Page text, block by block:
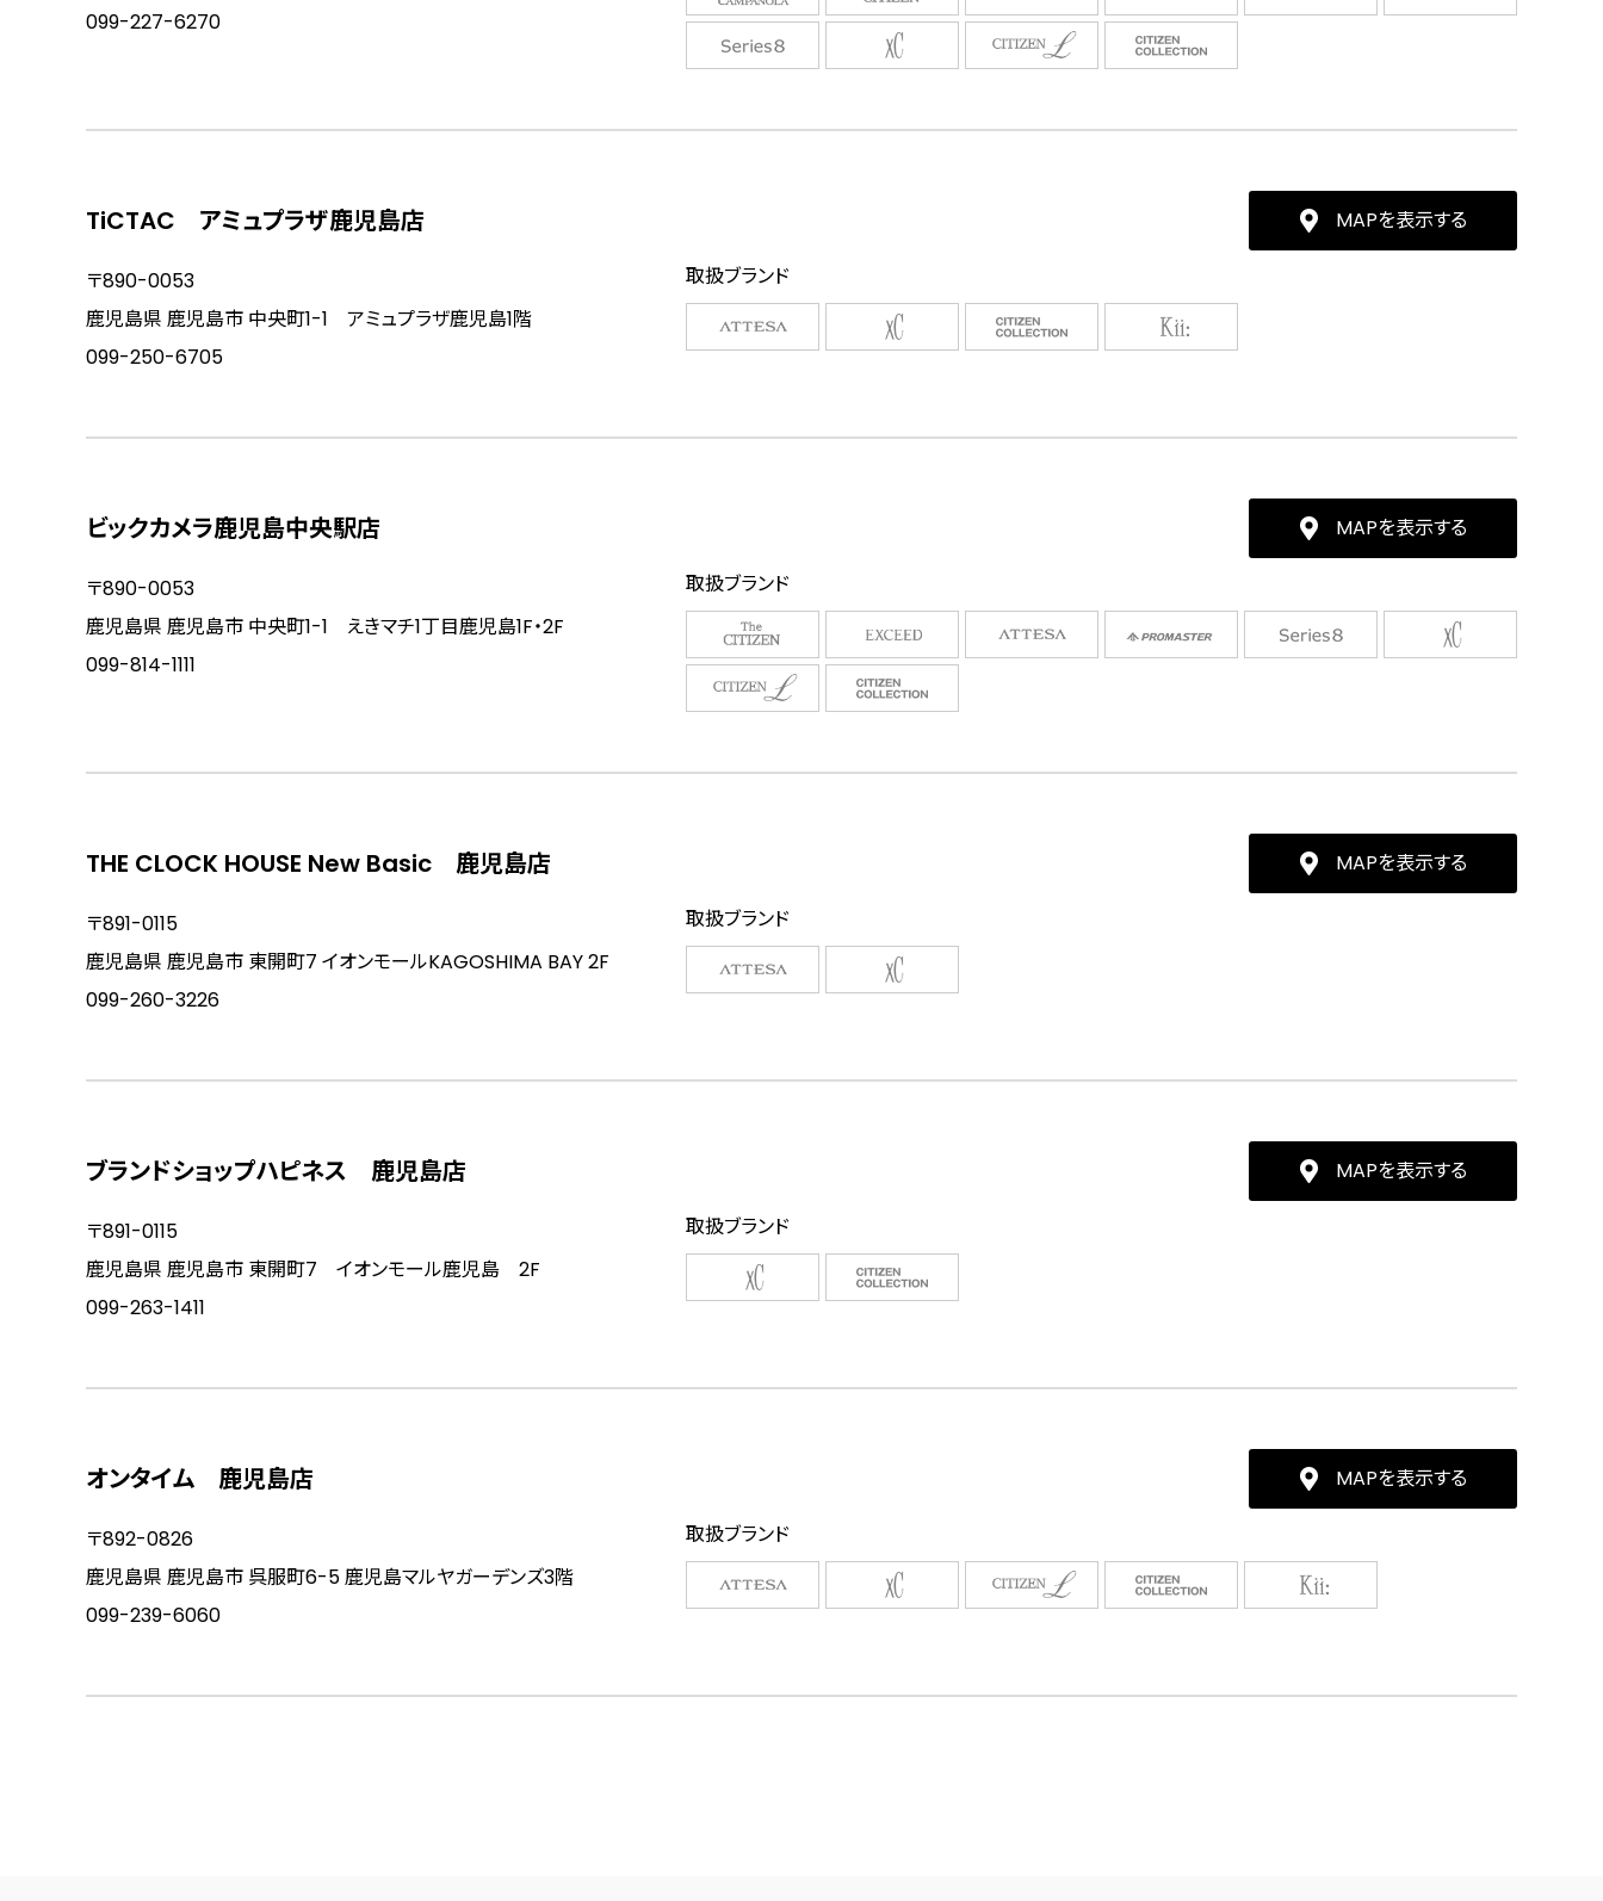
099-227-6270
TiCTAC アミュプラザ鹿児島店 MAPを表示する
〒890-0053
鹿児島県 鹿児島市 中央町1-1 アミュプラザ鹿児島1階
099-250-6705
取扱ブランド
ビックカメラ鹿児島中央駅店 MAPを表示する
〒890-0053
鹿児島県 鹿児島市 中央町1-1 えきマチ1丁目鹿児島1F・2F
099-814-1111
取扱ブランド
THE CLOCK HOUSE New Basic 鹿児島店 MAPを表示する
〒891-0115
鹿児島県 鹿児島市 東開町7 イオンモールKAGOSHIMA BAY 2F
099-260-3226
取扱ブランド
ブランドショップハピネス 鹿児島店 MAPを表示する
〒891-0115
鹿児島県 鹿児島市 東開町7 イオンモール鹿児島 2F
099-263-1411
取扱ブランド
オンタイム 鹿児島店 MAPを表示する
〒892-0826
鹿児島県 鹿児島市 呉服町6-5 鹿児島マルヤガーデンズ3階
099-239-6060
取扱ブランド